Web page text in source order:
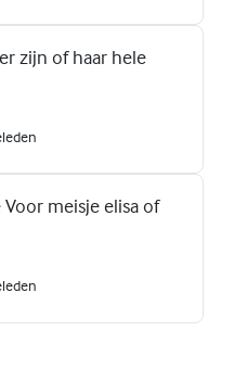
zijn of haar hele
meisje elisa of